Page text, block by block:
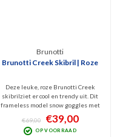
Brunotti
Brunotti Creek Skibril | Roze
Deze leuke, roze Brunotti Creek
skibrilziet er cool en trendy uit. Dit
frameless model snow goggles met
sferisch design is v.v. de Quantum
spiegellens (Cat. 3) die beschermt
tegen schadelijk UV en Infrarood
€69,00 €39,00
OP VOORRAAD